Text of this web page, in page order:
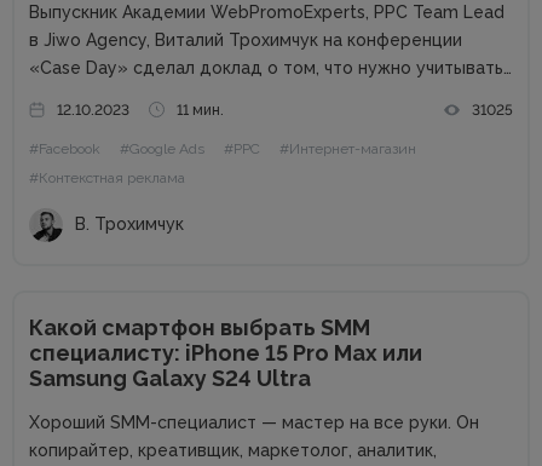
Выпускник Академии WebPromoExperts, PPC Team Lead
в Jiwo Agency, Виталий Трохимчук на конференции
«Case Day» сделал доклад о том, что нужно учитывать
Статья будет полезна специалистам, которые
работают на фрилансе или в маленьких агентствах.
Почему...
12.10.2023 11 мин. 31025
#Facebook #Google Ads #PPC
#Интернет-магазин
#Контекстная реклама
В. Трохимчук
Какой смартфон выбрать SMM
специалисту: iPhone 15 Pro Max или
Samsung Galaxy S24 Ultra
Хороший SMM-специалист — мастер на все руки. Он
копирайтер, креативщик, маркетолог, аналитик,